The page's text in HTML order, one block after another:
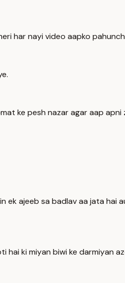
har nayi video aapko
ke pesh nazar agar aap
ek ajeeb sa badlav aa jata hai
ki miyan biwi ke darmiyan